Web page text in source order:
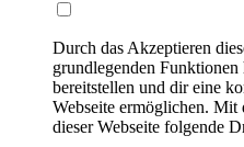
Durch das Akzeptieren
grundlegenden Funktionen
bereitstellen und dir eine
Webseite ermöglichen.
dieser Webseite folgende